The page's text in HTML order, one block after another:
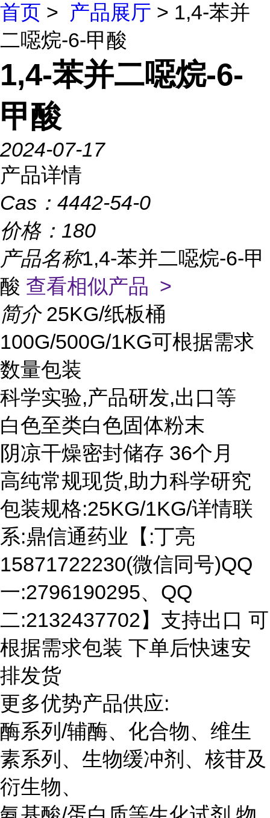
首页 > 产品展厅 > 1,4-苯并
二噁烷-6-甲酸
1,4-苯并二噁烷-6-
甲酸
2024-07-17
产品详情
Cas： 4442-54-0
价格： 180
产品名称1,4-苯并二噁烷-6-甲
酸 查看相似产品 >
简介 25KG/纸板桶
100G/500G/1KG可根据需求
数量包装
科学实验,产品研发,出口等
白色至类白色固体粉末
阴凉干燥密封储存 36个月
高纯常规现货,助力科学研究
包装规格:25KG/1KG/详情联
系:鼎信通药业【:丁亮
15871722230(微信同号)QQ
一:2796190295、QQ
二:2132437702】支持出口 可
根据需求包装 下单后快速安
排发货
更多优势产品供应:
酶系列/辅酶、化合物、维生
素系列、生物缓冲剂、核苷及
衍生物、